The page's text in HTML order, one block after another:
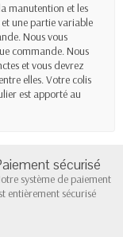
manutention et les
une partie variable
Nous vous
commande. Nous
et vous devrez
elles. Votre colis
est apporté au
sécurisé
système de paiement
entièrement sécurisé